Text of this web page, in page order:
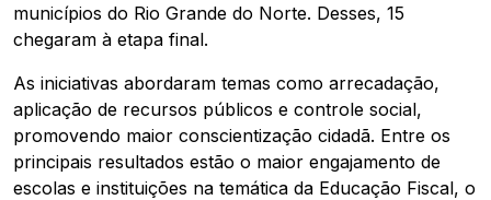
municípios do Rio Grande do Norte. Desses, 15
chegaram à etapa final.
As iniciativas abordaram temas como arrecadação,
aplicação de recursos públicos e controle social,
promovendo maior conscientização cidadã. Entre os
principais resultados estão o maior engajamento de
escolas e instituições na temática da Educação Fiscal, o